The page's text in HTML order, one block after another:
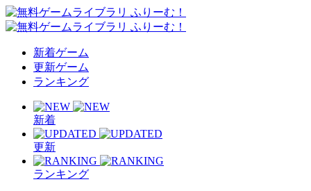
新着ゲーム
更新ゲーム
ランキング
新着
更新
ランキング